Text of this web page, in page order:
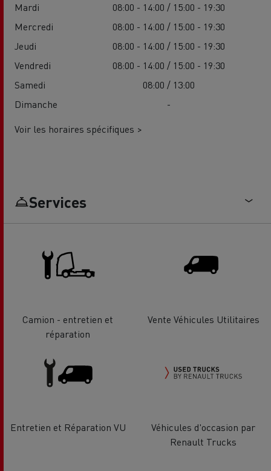
Mardi
08:00 - 14:00 / 15:00 - 19:30
Mercredi
08:00 - 14:00 / 15:00 - 19:30
Jeudi
08:00 - 14:00 / 15:00 - 19:30
Vendredi
08:00 - 14:00 / 15:00 - 19:30
Samedi
08:00 / 13:00
Dimanche
-
Voir les horaires spécifiques >
Services
Camion - entretien et
réparation
Vente Véhicules Utilitaires
Entretien et Réparation VU
Véhicules d'occasion par
Renault Trucks